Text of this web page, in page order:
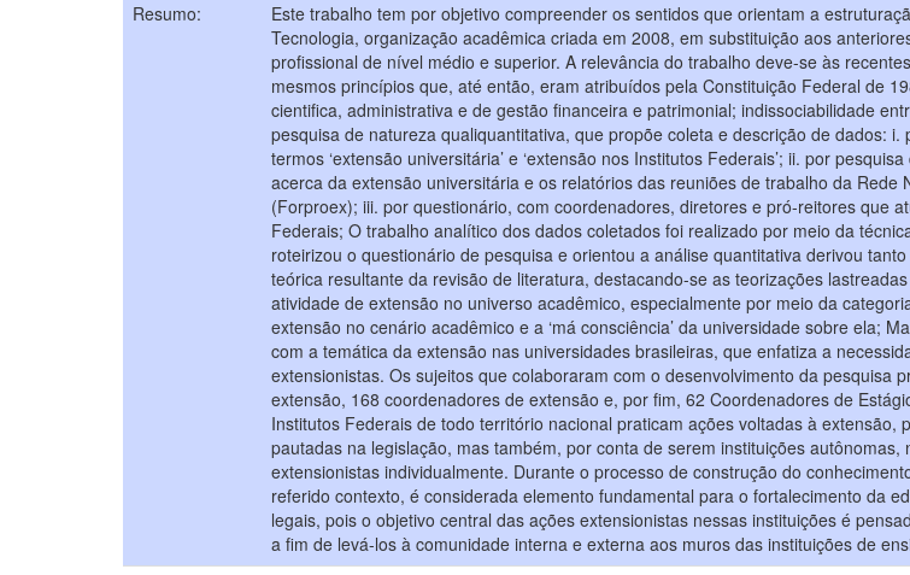
Resumo:
Este trabalho tem por objetivo compreender os sentidos que orientam a
Tecnologia, organização acadêmica criada em 2008, em substituição aos
profissional de nível médio e superior. A relevância do trabalho deve-se às
mesmos princípios que, até então, eram atribuídos pela Constituição Federal de
cientifica, administrativa e de gestão financeira e patrimonial; indissociabilidade
pesquisa de natureza qualiquantitativa, que propõe coleta e descrição de dados:
termos ‘extensão universitária’ e ‘extensão nos Institutos Federais’; ii. por
acerca da extensão universitária e os relatórios das reuniões de trabalho da
(Forproex); iii. por questionário, com coordenadores, diretores e pró-reitores que
Federais; O trabalho analítico dos dados coletados foi realizado por meio da
roteirizou o questionário de pesquisa e orientou a análise quantitativa derivou
teórica resultante da revisão de literatura, destacando-se as teorizações
atividade de extensão no universo acadêmico, especialmente por meio da
extensão no cenário acadêmico e a ‘má consciência’ da universidade sobre ela;
com a temática da extensão nas universidades brasileiras, que enfatiza a
extensionistas. Os sujeitos que colaboraram com o desenvolvimento da
extensão, 168 coordenadores de extensão e, por fim, 62 Coordenadores de
Institutos Federais de todo território nacional praticam ações voltadas à
pautadas na legislação, mas também, por conta de serem instituições
extensionistas individualmente. Durante o processo de construção do
referido contexto, é considerada elemento fundamental para o fortalecimento da
legais, pois o objetivo central das ações extensionistas nessas instituições é
a fim de levá-los à comunidade interna e externa aos muros das instituições de